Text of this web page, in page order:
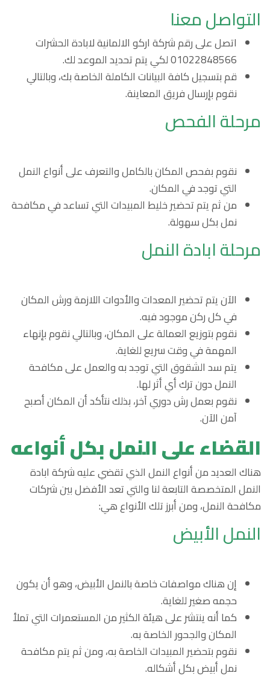
التواصل معنا
اتصل على رقم شركة اركو الالمانية لابادة الحشرات
01022848566 لكي يتم تحديد الموعد لك.
قم بتسجيل كافة البيانات الكاملة الخاصة بك، وبالتالي
نقوم بإرسال فريق المعاينة.
مرحلة الفحص
نقوم بفحص المكان بالكامل والتعرف على أنواع النمل
التي توجد في المكان.
من ثم يتم تحضير خليط المبيدات التي تساعد في مكافحة
نمل بكل سهولة.
مرحلة ابادة النمل
الآن يتم تحضير المعدات والأدوات اللازمة ورش المكان
في كل ركن موجود فيه.
نقوم بتوزيع العمالة على المكان، وبالتالي نقوم بإنهاء
المهمة في وقت سريع للغاية.
يتم سد الشقوق التي توجد به والعمل على مكافحة
النمل دون ترك أي أثر لها.
نقوم بعمل رش دوري آخر، بذلك نتأكد أن المكان أصبح
آمن الآن.
القضاء على النمل بكل أنواعه
هناك العديد من أنواع النمل الذي تقضي عليه شركة ابادة
النمل المتخصصة التابعة لنا والتي تعد الأفضل بين شركات
مكافحة النمل، ومن أبرز تلك الأنواع هي:
النمل الأبيض
إن هناك مواصفات خاصة بالنمل الأبيض، وهو أن يكون
حجمه صغير للغاية.
كما أنه ينتشر على هيئة الكثير من المستعمرات التي تملأ
المكان والجحور الخاصة به.
نقوم بتحضير المبيدات الخاصة به، ومن ثم يتم مكافحة
نمل أبيض بكل أشكاله.